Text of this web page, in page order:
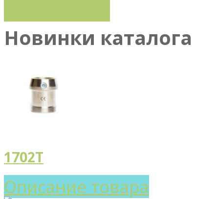
Новинки каталога
1702T
Описание товара